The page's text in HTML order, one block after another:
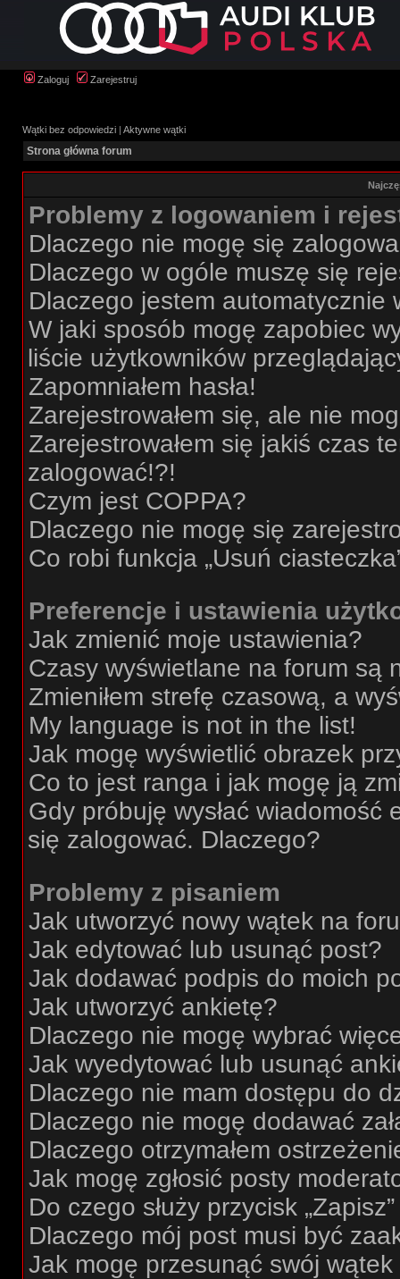
Zaloguj Zarejestruj
Wątki bez odpowiedzi | Aktywne wątki
Strona główna forum
Problemy z logowaniem i
Dlaczego nie mogę się
Dlaczego w ogóle muszę się
Dlaczego jestem automatycznie
W jaki sposób mogę zapobiec
liście użytkowników
Zapomniałem hasła!
Zarejestrowałem się, ale nie
Zarejestrowałem się jakiś czas
zalogować!?!
Czym jest COPPA?
Dlaczego nie mogę się
Co robi funkcja „Usuń
Preferencje i ustawienia
Jak zmienić moje ustawienia?
Czasy wyświetlane na forum są
Zmieniłem strefę czasową, a
My language is not in the list!
Jak mogę wyświetlić obrazek
Co to jest ranga i jak mogę ją
Gdy próbuję wysłać
się zalogować. Dlaczego?
Problemy z pisaniem
Jak utworzyć nowy wątek na
Jak edytować lub usunąć post?
Jak dodawać podpis do moich
Jak utworzyć ankietę?
Dlaczego nie mogę wybrać
Jak wyedytować lub usunąć
Dlaczego nie mam dostępu do
Dlaczego nie mogę dodawać
Dlaczego otrzymałem
Jak mogę zgłosić posty
Do czego służy przycisk
Dlaczego mój post musi być
Jak mogę przesunąć swój